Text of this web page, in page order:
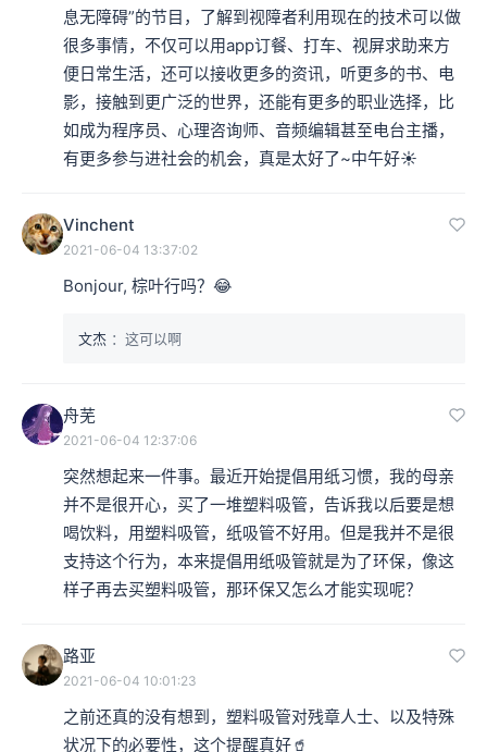
息无障碍”的节目，了解到视障者利用现在的技术可以做
很多事情，不仅可以用app订餐、打车、视屏求助来方
便日常生活，还可以接收更多的资讯，听更多的书、电
影，接触到更广泛的世界，还能有更多的职业选择，比
如成为程序员、心理咨询师、音频编辑甚至电台主播，
有更多参与进社会的机会，真是太好了~中午好☀️
Vinchent
2021-06-04 13:37:02
Bonjour, 棕叶行吗？😂
文杰 ：这可以啊
舟芜
2021-06-04 12:37:06
突然想起来一件事。最近开始提倡用纸习惯，我的母亲
并不是很开心，买了一堆塑料吸管，告诉我以后要是想
喝饮料，用塑料吸管，纸吸管不好用。但是我并不是很
支持这个行为，本来提倡用纸吸管就是为了环保，像这
样子再去买塑料吸管，那环保又怎么才能实现呢？
路亚
2021-06-04 10:01:23
之前还真的没有想到，塑料吸管对残章人士、以及特殊
状况下的必要性，这个提醒真好🥤